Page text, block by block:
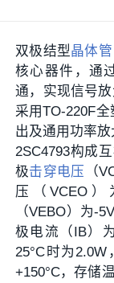
双极结型晶体管
核心器件，通
通，实现信号
采用TO-220F全
出及通用功率
2SC4793构成
极击穿电压 （
压（VCEO
（VEBO）为-
极电流（IB）
25°C时为
+150°C，存储